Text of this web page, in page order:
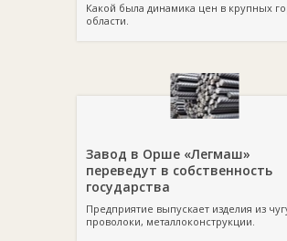
Какой была динамика цен в крупных
области.
Завод в Орше «Легмаш»
переведут в собственность
государства
Предприятие выпускает изделия из
проволоки, металлоконструкции.